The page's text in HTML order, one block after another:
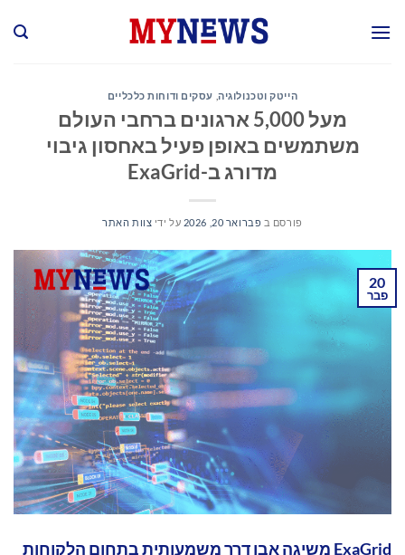
הייטק וטכנולוגיה, עסקים ודוחות כלכליים
מעל 5,000 ארגונים ברחבי העולם
משתמשים באופן פעיל באחסון גיבוי
מדורג ב-ExaGrid
פורסם ב פברואר 20, 2026 על ידי צוות האתר
20
פבר
ExaGrid משיגה אבן דרך משמעותית בתחום הלקוחות